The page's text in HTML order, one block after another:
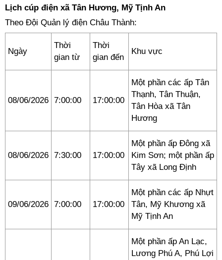
Lịch cúp điện xã Tân Hương, Mỹ Tịnh An
Theo Đội Quản lý điện Châu Thành:
Ngày
Thời
gian từ
Thời
gian đến
Khu vực
08/06/2026 7:00:00 17:00:00
Một phần các ấp Tân
Thạnh, Tân Thuận,
Tân Hòa xã Tân
Hương
08/06/2026 7:30:00 17:00:00
Một phần ấp Đông xã
Kim Sơn; một phần ấp
Tây xã Long Định
09/06/2026 7:00:00 17:00:00
Một phần các ấp Nhựt
Tân, Mỹ Khương xã
Mỹ Tịnh An
Một phần ấp An Lạc,
Lương Phú A, Phú Lợi